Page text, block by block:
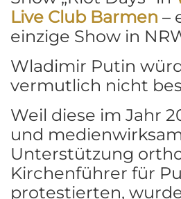
Live Club Barmen –
einzige Show in
Wladimir Putin
vermutlich nicht
Weil diese im Jahr
und
Unterstützung
Kirchenführer für
protestierten,